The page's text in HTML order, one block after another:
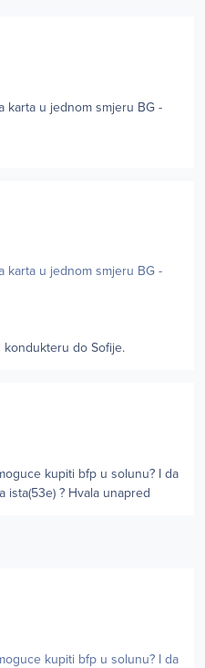
karta u jednom smjeru BG -
karta u jednom smjeru BG -
kondukteru do Sofije.
kupiti bfp u solunu? I da
ista(53e) ? Hvala unapred
kupiti bfp u solunu? I da